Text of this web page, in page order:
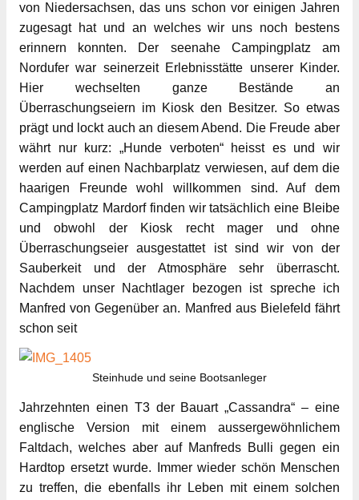
von Niedersachsen, das uns schon vor einigen Jahren
zugesagt hat und an welches wir uns noch bestens
erinnern konnten. Der seenahe Campingplatz am
Nordufer war seinerzeit Erlebnisstätte unserer Kinder.
Hier wechselten ganze Bestände an
Überraschungseiern im Kiosk den Besitzer. So etwas
prägt und lockt auch an diesem Abend. Die Freude aber
währt nur kurz: „Hunde verboten“ heisst es und wir
werden auf einen Nachbarplatz verwiesen, auf dem die
haarigen Freunde wohl willkommen sind. Auf dem
Campingplatz Mardorf finden wir tatsächlich eine Bleibe
und obwohl der Kiosk recht mager und ohne
Überraschungseier ausgestattet ist sind wir von der
Sauberkeit und der Atmosphäre sehr überrascht.
Nachdem unser Nachtlager bezogen ist spreche ich
Manfred von Gegenüber an. Manfred aus Bielefeld fährt
schon seit
Steinhude und seine Bootsanleger
Jahrzehnten einen T3 der Bauart „Cassandra“ – eine
englische Version mit einem aussergewöhnlichem
Faltdach, welches aber auf Manfreds Bulli gegen ein
Hardtop ersetzt wurde. Immer wieder schön Menschen
zu treffen, die ebenfalls ihr Leben mit einem solchen